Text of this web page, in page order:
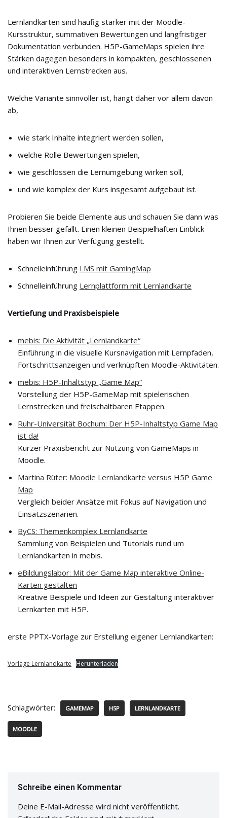
Lernlandkarten sind häufig stärker mit der Moodle-
Kursstruktur, summativen Bewertungen und langfristiger
Dokumentation verbunden. H5P-GameMaps spielen ihre
Stärken dagegen besonders in kompakten, geschlossenen
und interaktiven Lernstrecken aus.
Welche Variante sinnvoller ist, hängt daher vor allem davon
ab,
wie stark Inhalte integriert werden sollen,
welche Rolle Bewertungen spielen,
wie geschlossen die Lernumgebung wirken soll,
und wie komplex der Kurs insgesamt aufgebaut ist.
Probieren Sie beide Elemente aus und schauen Sie dann was
Ihnen besser gefällt. Einen kleinen Beispielhaften Einblick
haben wir Ihnen zur Verfügung gestellt.
Schnelleinführung LMS mit GamingMap
Schnelleinführung Lernplattform mit Lernlandkarte
Vertiefung und Praxisbeispiele
mebis: Die Aktivität „Lernlandkarte“
Einführung in die visuelle Kursnavigation mit Lernpfaden,
Fortschrittsanzeigen und verknüpften Moodle-Aktivitäten.
mebis: H5P-Inhaltstyp „Game Map“
Vorstellung der H5P-GameMap mit spielerischen
Lernstrecken und freischaltbaren Etappen.
Ruhr-Universität Bochum: Der H5P-Inhaltstyp Game Map
ist da!
Kurzer Praxisbericht zur Nutzung von GameMaps in
Moodle.
Martina Rüter: Moodle Lernlandkarte versus H5P Game
Map
Vergleich beider Ansätze mit Fokus auf Navigation und
Einsatzszenarien.
ByCS: Themenkomplex Lernlandkarte
Sammlung von Beispielen und Tutorials rund um
Lernlandkarten in mebis.
eBildungslabor: Mit der Game Map interaktive Online-
Karten gestalten
Kreative Beispiele und Ideen zur Gestaltung interaktiver
Lernkarten mit H5P.
erste PPTX-Vorlage zur Erstellung eigener Lernlandkarten:
Vorlage Lernlandkarte Herunterladen
Schlagwörter: GAMEMAP H5P LERNLANDKARTE
MOODLE
Schreibe einen Kommentar
Deine E-Mail-Adresse wird nicht veröffentlicht.